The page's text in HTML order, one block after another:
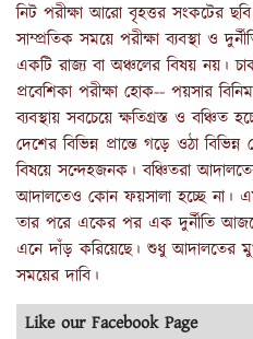
নিট পরীক্ষা আরো বৃহত্তর সংকটের
সাম্প্রতিক সময়ে পরীক্ষা ব্যবস্থা ও
একটি রাজ্য বা অঞ্চলের বিষয় নয়।
প্রবেশিকা পরীক্ষা হোক-- পয়সার
ব্যবস্থায় সবচেয়ে ক্ষতিগ্রস্ত ও বঞ্চিত
দেশের বিভিন্ন প্রান্তে গড়ে ওঠা
বিষয়ে সন্দেহজনক। বঞ্চিতরা
আদালতেও কোন ফয়সালা হচ্ছে না।
তার পরে একের পর এক দুর্নীতি
এনে দাঁড় করিয়েছে। শুধু আদালতের
সময়ের দাবি।
Like our Facebook Page